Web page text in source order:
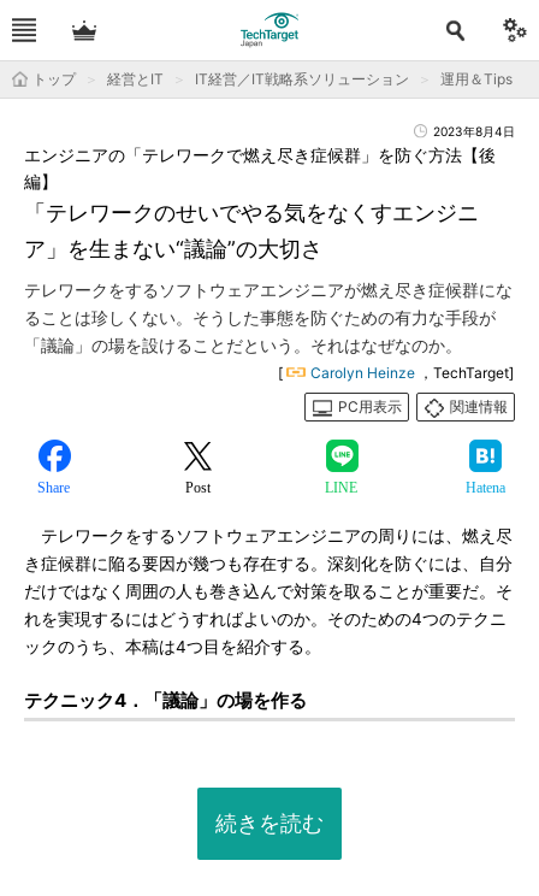
トップ 経営とIT IT経営／IT戦略系ソリューション 運用＆Tips
2023年8月4日
「テレワークのせいでやる気をなくすエンジニ
ア」を生まない“議論”の大切さ
エンジニアの「テレワークで燃え尽き症候群」を防ぐ方法【後
編】
テレワークをするソフトウェアエンジニアが燃え尽き症候群にな
ることは珍しくない。そうした事態を防ぐための有力な手段が
「議論」の場を設けることだという。それはなぜなのか。
[ Carolyn Heinze ，TechTarget]
PC用表示
関連情報
Share Post LINE Hatena
テレワークをするソフトウェアエンジニアの周りには、燃え尽
き症候群に陥る要因が幾つも存在する。深刻化を防ぐには、自分
だけではなく周囲の人も巻き込んで対策を取ることが重要だ。そ
れを実現するにはどうすればよいのか。そのための4つのテクニ
ックのうち、本稿は4つ目を紹介する。
テクニック4．「議論」の場を作る
続きを読む